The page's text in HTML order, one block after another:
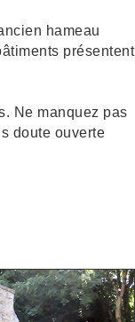
hameau
présentent
Ne manquez pas
doute ouverte